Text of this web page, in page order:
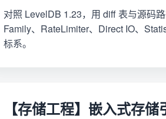
对照 LevelDB 1.23，用 diff 表与源码
Family、RateLimiter、Direct IO、
标系。
【存储工程】嵌入式存